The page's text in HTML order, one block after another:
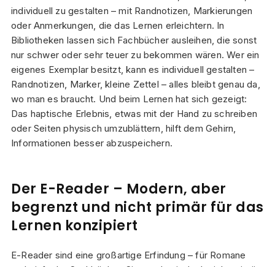
individuell zu gestalten – mit Randnotizen, Markierungen
oder Anmerkungen, die das Lernen erleichtern. In
Bibliotheken lassen sich Fachbücher ausleihen, die sonst
nur schwer oder sehr teuer zu bekommen wären. Wer ein
eigenes Exemplar besitzt, kann es individuell gestalten –
Randnotizen, Marker, kleine Zettel – alles bleibt genau da,
wo man es braucht. Und beim Lernen hat sich gezeigt:
Das haptische Erlebnis, etwas mit der Hand zu schreiben
oder Seiten physisch umzublättern, hilft dem Gehirn,
Informationen besser abzuspeichern.
Der E-Reader – Modern, aber
begrenzt und nicht primär für das
Lernen konzipiert
E-Reader sind eine großartige Erfindung – für Romane